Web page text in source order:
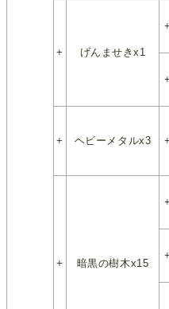
+ げんませきx1
+
+
+ ヘビーメタルx3 +
+ 暗黒の樹木x15
+
+